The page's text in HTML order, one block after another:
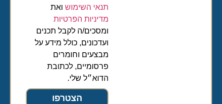
תנאי השימושואת
מדיניות הפרטיות
ומסכים/ה לקבל תכנים
ועדכונים, כולל מידע על
מבצעים וחומרים
פרסומיים, לכתובת
הדוא״ל שלי.
הצטרפו